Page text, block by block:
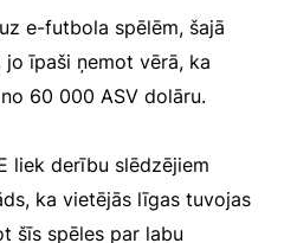
e-futbola spēlēm, šajā
īpaši ņemot vērā, ka
60 000 ASV dolāru.
liek derību slēdzējiem
ka vietējās līgas tuvojas
šīs spēles par labu